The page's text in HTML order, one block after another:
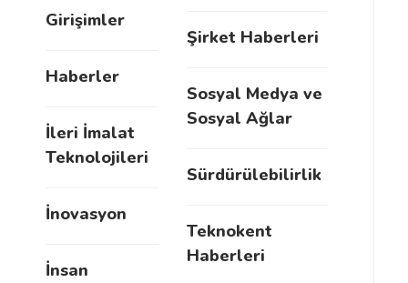
Girişimler
Haberler
İleri İmalat
Teknolojileri
İnovasyon
İnsan
Şirket Haberleri
Sosyal Medya ve
Sosyal Ağlar
Sürdürülebilirlik
Teknokent
Haberleri